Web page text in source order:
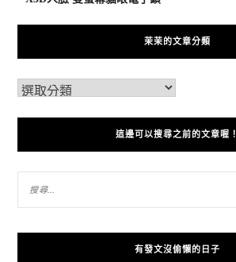
茉茉的文章分類
這邊可以搜尋之前的文章喔！
有發文沒偷懶的日子